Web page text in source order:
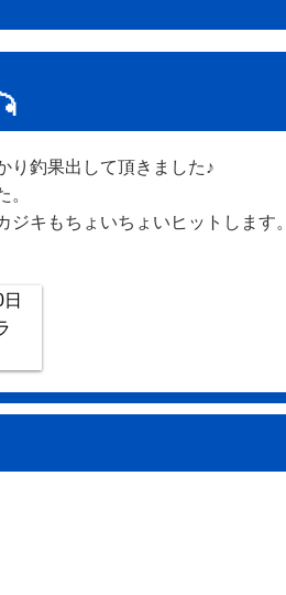
り釣果出して頂きました♪
キもちょいちょいヒットします。